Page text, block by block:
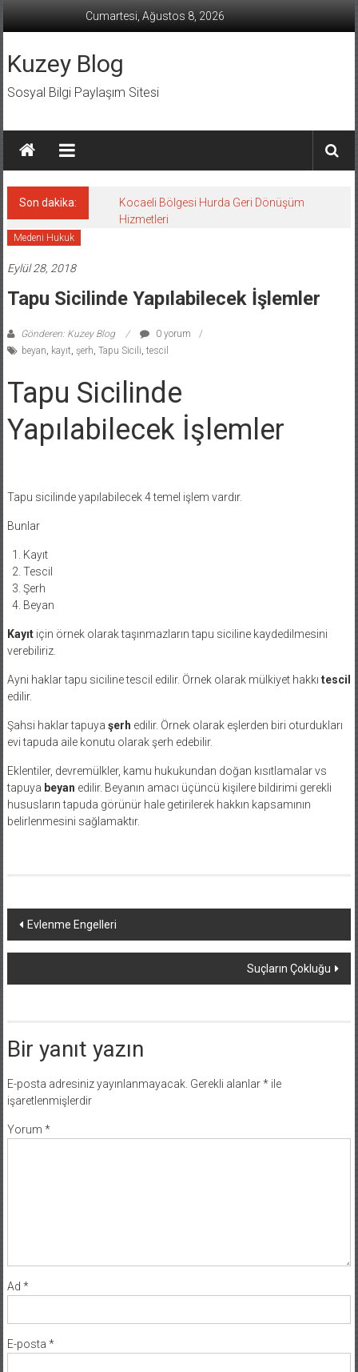
Cumartesi, Ağustos 8, 2026
Kuzey Blog
Sosyal Bilgi Paylaşım Sitesi
Son dakika:
Kocaeli Bölgesi Hurda Geri Dönüşüm
Hizmetleri
Medeni Hukuk
Eylül 28, 2018
Tapu Sicilinde Yapılabilecek İşlemler
Gönderen: Kuzey Blog
0 yorum
beyan, kayıt, şerh, Tapu Sicili, tescil
Tapu Sicilinde
Yapılabilecek İşlemler
Tapu sicilinde yapılabilecek 4 temel işlem vardır.
Bunlar
Kayıt
Tescil
Şerh
Beyan
Kayıtiçin örnek olarak taşınmazların tapu siciline kaydedilmesini
verebiliriz.
Ayni haklar tapu siciline tescil edilir. Örnek olarak mülkiyet hakkı tescil
edilir.
Şahsi haklar tapuya şerh edilir. Örnek olarak eşlerden biri oturdukları
evi tapuda aile konutu olarak şerh edebilir.
Eklentiler, devremülkler, kamu hukukundan doğan kısıtlamalar vs
tapuya beyan edilir. Beyanın amacı üçüncü kişilere bildirimi gerekli
hususların tapuda görünür hale getirilerek hakkın kapsamının
belirlenmesini sağlamaktır.
Yazı
dolaşımı
Evlenme Engelleri
Suçların Çokluğu
Bir yanıt yazın
E-posta adresiniz yayınlanmayacak. Gerekli alanlar*ile
işaretlenmişlerdir
Yorum *
Ad *
E-posta *